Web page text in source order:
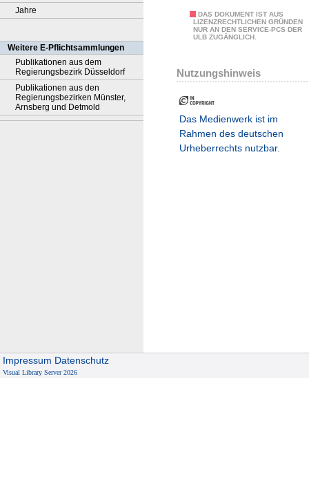
Jahre
Weitere E-Pflichtsammlungen
Publikationen aus dem
Regierungsbezirk Düsseldorf
Publikationen aus den
Regierungsbezirken Münster,
Arnsberg und Detmold
DAS DOKUMENT IST AUS
LIZENZRECHTLICHEN GRÜNDEN
NUR AN DEN SERVICE-PCS DER
ULB ZUGÄNGLICH.
Nutzungshinweis
Das Medienwerk ist im
Rahmen des deutschen
Urheberrechts nutzbar.
Impressum Datenschutz
Visual Library Server 2026